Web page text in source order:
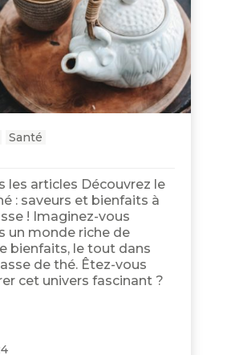
Santé
les articles Découvrez le
: saveurs et bienfaits à
! Imaginez-vous
un monde riche de
bienfaits, le tout dans
de thé. Êtez-vous
cet univers fascinant ?